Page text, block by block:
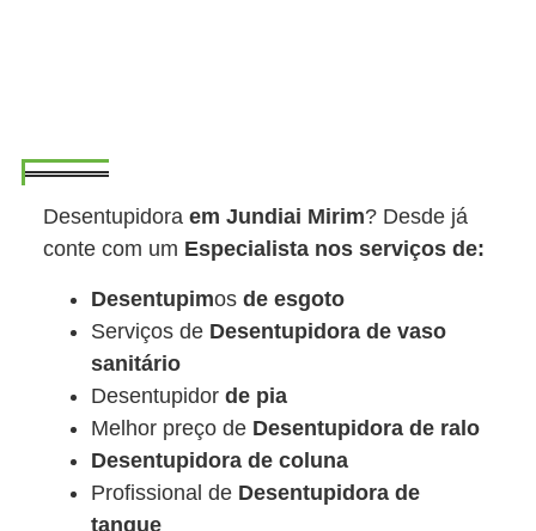
Desentupidora em Jundiai Mirim? Desde já
conte com um Especialista nos serviços de:
Desentupimos de esgoto
Serviços de Desentupidora de vaso
sanitário
Desentupidor de pia
Melhor preço de Desentupidora de ralo
Desentupidora de coluna
Profissional de Desentupidora de
tanque